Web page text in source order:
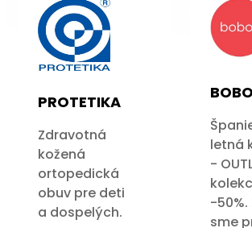
PROTETIKA
Zdravotná
kožená
ortopedická
obuv pre deti
a dospelých.
letná
-
-50%.
sme